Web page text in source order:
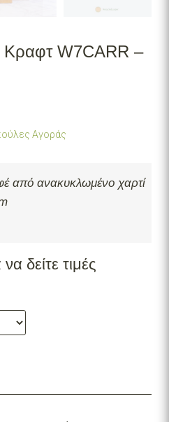
W7CARR –
Αγοράς
από ανακυκλωμένο χαρτί
δείτε τιμές